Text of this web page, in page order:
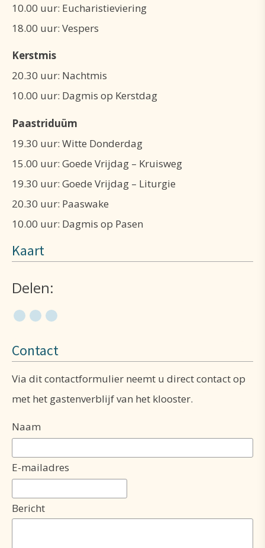
Iedereen is welkom: studenten, gezinnen met
kinderen, pelgrims… We verlangen wel van onze
gasten dat ze dagelijks deelnemen aan één van de
gebedsdiensten van de abdijgemeenschap.
10.00 uur: Eucharistieviering
18.00 uur: Vespers
Kerstmis
20.30 uur: Nachtmis
10.00 uur: Dagmis op Kerstdag
Paastriduüm
19.30 uur: Witte Donderdag
15.00 uur: Goede Vrijdag – Kruisweg
19.30 uur: Goede Vrijdag – Liturgie
20.30 uur: Paaswake
10.00 uur: Dagmis op Pasen
Kaart
Delen:
Contact
Via dit contactformulier neemt u direct contact op
met het gastenverblijf van het klooster.
Naam
E-mailadres
Bericht